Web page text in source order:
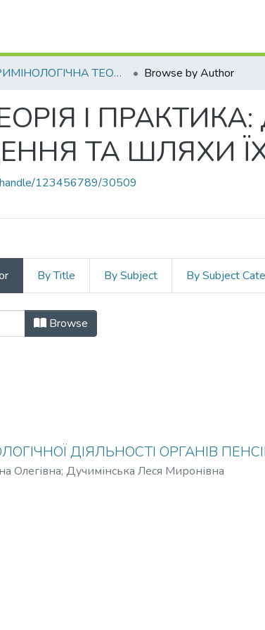
КРИМІНОЛОГІЧНА ТЕОРІЯ І ПРАКТИКА: ДОСВІД, ПРОБЛЕМИ СЬОГОДЕННЯ ТА ШЛЯХИ ЇХ ВИРІШЕННЯ Browse by Author
І ПРАКТИКА:
ТА ШЛЯХИ
handle/123456789/30509
By Title By Subject By Subject
І ПРАКТИКА:
Browse
ДІЯЛЬНОСТІ ОРГАНІВ
Олегівна; Дучимінська Леся Миронівна